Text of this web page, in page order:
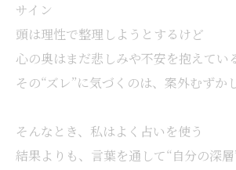
サイン
頭は理性で整理しようとするけど
心の奥はまだ悲しみや不安を抱えてい
その“ズレ”に気づくのは、案外むずか
そんなとき、私はよく占いを使う
結果よりも、言葉を通して“自分の深